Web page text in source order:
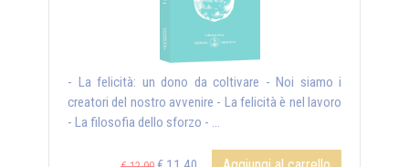
- La felicità: un dono da coltivare - Noi siamo i
creatori del nostro avvenire - La felicità è nel lavoro
- La filosofia dello sforzo - ...